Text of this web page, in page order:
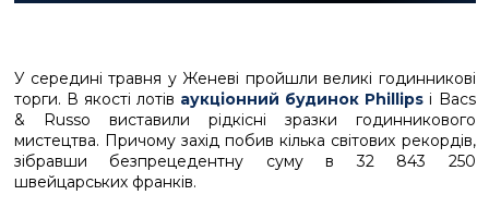
У середині травня у Женеві пройшли великі годинникові
торги. В якості лотів аукціонний будинок Phillips і Bacs
& Russo виставили рідкісні зразки годинникового
мистецтва. Причому захід побив кілька світових рекордів,
зібравши безпрецедентну суму в 32 843 250
швейцарських франків.